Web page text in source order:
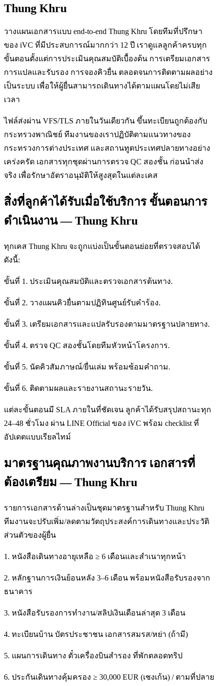
Thung Khru
วางแผนเอกสารแบบ end-to-end Thung Khru โดยทีมที่ปรึกษา
ของ iVC ที่มีประสบการณ์มากกว่า 12 ปี เราดูแลลูกค้าครบทุก
ขั้นตอนตั้งแต่การประเมินคุณสมบัติเบื้องต้น การเตรียมเอกสาร
การแปลและรับรอง การจองคิวยื่น ตลอดจนการติดตามผลอย่าง
เป็นระบบ เพื่อให้ผู้ยื่นสามารถเดินทางได้ตามแผนโดยไม่เสีย
เวลา
ไฟล์ส่งผ่าน VFS/TLS ภายในวันเดียวกัน ขึ้นทะเบียนถูกต้องกับ
กระทรวงพาณิชย์ ทีมงานของเราปฏิบัติตามแนวทางของ
กระทรวงการต่างประเทศ และสถานทูตประเทศปลายทางอย่าง
เคร่งครัด เอกสารทุกชุดผ่านการตรวจ QC สองชั้น ก่อนนำส่ง
จริง เพื่อรักษาอัตราอนุมัติให้สูงสุดในแต่ละเคส
สิ่งที่ลูกค้าได้รับเมื่อใช้บริการ ขั้นตอนการ
ดำเนินงาน — Thung Khru
ทุกเคส Thung Khru จะถูกแบ่งเป็นขั้นตอนย่อยที่ตรวจสอบได้
ดังนี้:
ขั้นที่ 1. ประเมินคุณสมบัติและตรวจเอกสารต้นทาง.
ขั้นที่ 2. วางแผนคิวยื่นตามปฏิทินศูนย์รับคำร้อง.
ขั้นที่ 3. เตรียมเอกสารและแปลรับรองตามมาตรฐานปลายทาง.
ขั้นที่ 4. ตรวจ QC สองชั้นโดยทีมหัวหน้าโครงการ.
ขั้นที่ 5. นัดคิวสัมภาษณ์/ยื่นเล่ม พร้อมซ้อมคำถาม.
ขั้นที่ 6. ติดตามผลและรายงานสถานะรายวัน.
แต่ละขั้นตอนมี SLA ภายในที่ชัดเจน ลูกค้าได้รับสรุปสถานะทุก
24–48 ชั่วโมง ผ่าน LINE Official ของ iVC พร้อม checklist ที่
อัปเดตแบบเรียลไทม์
มาตรฐานคุณภาพงานบริการ เอกสารที่
ต้องเตรียม — Thung Khru
รายการเอกสารด้านล่างเป็นชุดมาตรฐานสำหรับ Thung Khru
ทีมงานจะปรับเพิ่ม/ลดตามวัตถุประสงค์การเดินทางและประวัติ
ส่วนตัวของผู้ยื่น
1. หนังสือเดินทางอายุเหลือ ≥ 6 เดือนและสำเนาทุกหน้า
2. หลักฐานการเงินย้อนหลัง 3–6 เดือน พร้อมหนังสือรับรองจาก
ธนาคาร
3. หนังสือรับรองการทำงาน/สลิปเงินเดือนล่าสุด 3 เดือน
4. ทะเบียนบ้าน บัตรประชาชน เอกสารสมรส/หย่า (ถ้ามี)
5. แผนการเดินทาง ตั๋วเครื่องบินสำรอง ที่พักตลอดทริป
6. ประกันเดินทางคุ้มครอง ≥ 30,000 EUR (เชงเก้น) / ตามที่ปลาย